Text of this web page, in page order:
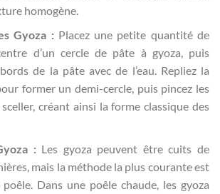
homogène.
Gyoza :Placez une petite quantité de
d’un cercle de pâte à gyoza, puis
de la pâte avec de l’eau. Repliez la
former un demi-cercle, puis pincez les
créant ainsi la forme classique des
:Les gyoza peuvent être cuits de
mais la méthode la plus courante est
Dans une poêle chaude, les gyoza